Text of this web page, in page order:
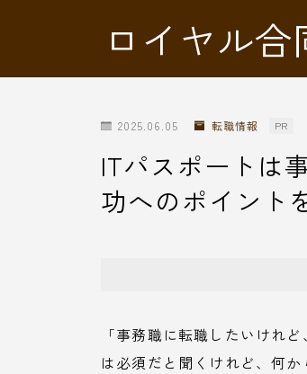
ロイヤル合
2025.06.05 転職情報 PR
ITパスポートは
功へのポイント
「事務職に転職したいけれ
は必須だと聞くけれど、何